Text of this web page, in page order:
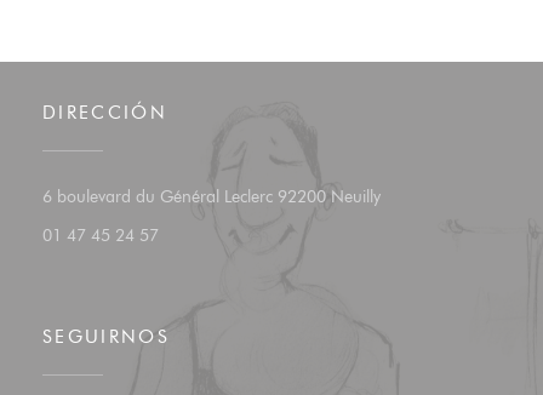
DIRECCIÓN
6 boulevard du Général Leclerc 92200 Neuilly((abre en una nueva
01 47 45 24 57
SEGUIRNOS